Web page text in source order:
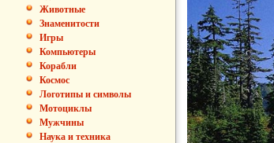
Животные
Знаменитости
Игры
Компьютеры
Корабли
Космос
Логотипы и символы
Мотоциклы
Мужчины
Наука и техника